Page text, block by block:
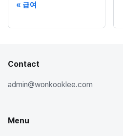
급여
Contact
admin@wonkooklee.com
Menu